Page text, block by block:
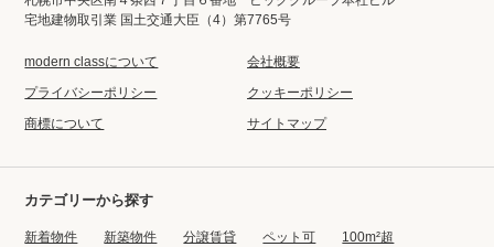
宅地建物取引業 国土交通大臣（4）第7765号
modern classについて
会社概要
プライバシーポリシー
クッキーポリシー
商標について
サイトマップ
カテゴリーから探す
新着物件 新築物件 分譲賃貸 ペット可 100m²超